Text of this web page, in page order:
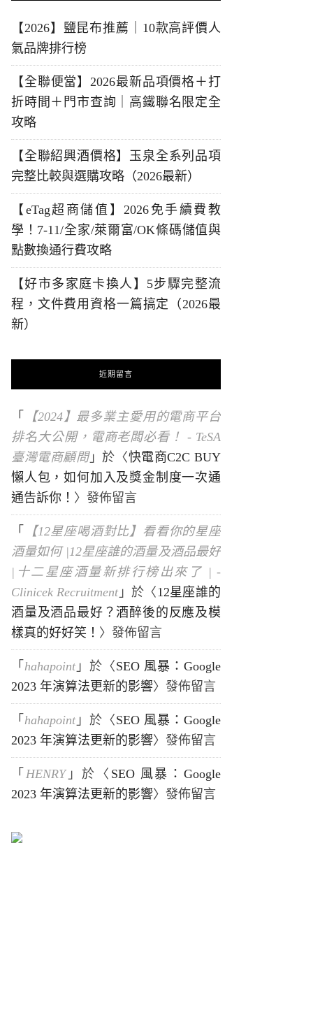
【2026】鹽昆布推薦｜10款高評價人
氣品牌排行榜
【全聯便當】2026最新品項價格＋打
折時間＋門市查詢｜高鐵聯名限定全
攻略
【全聯紹興酒價格】玉泉全系列品項
完整比較與選購攻略（2026最新）
【eTag超商儲值】2026免手續費教
學！7-11/全家/萊爾富/OK條碼儲值與
點數換通行費攻略
【好市多家庭卡換人】5步驟完整流
程，文件費用資格一篇搞定（2026最
新）
近期留言
「
【2024】最多業主愛用的電商平台
排名大公開，電商老闆必看！ - TeSA
臺灣電商顧問」於〈快電商C2C BUY
懶人包，如何加入及獎金制度一次通
通告訴你！ 〉發佈留言
「
【12星座喝酒對比】看看你的星座
酒量如何 |12星座誰的酒量及酒品最好
|十二星座酒量新排行榜出來了 | -
Clinicek Recruitment 」於〈 12星座誰的
酒量及酒品最好？酒醉後的反應及模
樣真的好好笑！ 〉發佈留言
「 hahapoint 」於〈 SEO 風暴：Google
2023 年演算法更新的影響〉發佈留言
「 hahapoint 」於〈 SEO 風暴：Google
2023 年演算法更新的影響〉發佈留言
「 HENRY」於〈 SEO 風暴：Google
2023 年演算法更新的影響〉發佈留言